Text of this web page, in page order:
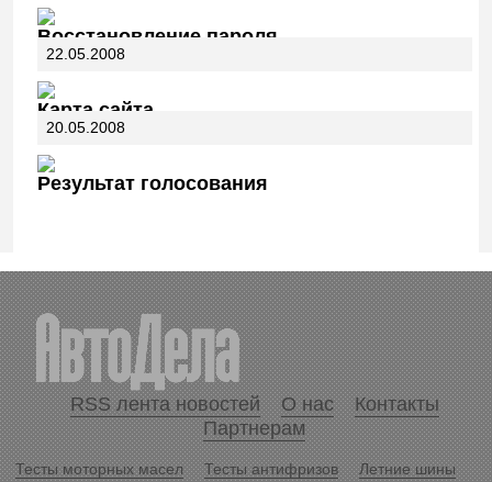
Восстановление пароля
22.05.2008
Карта сайта
20.05.2008
Результат голосования
RSS лента новостей О нас
Контакты
Партнерам
Тесты моторных масел Тесты антифризов Летние шины